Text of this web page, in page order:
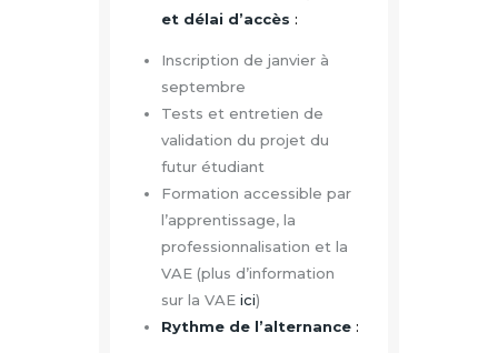
et délai d’accès :
Inscription de janvier à
septembre
Tests et entretien de
validation du projet du
futur étudiant
Formation accessible par
l’apprentissage, la
professionnalisation et la
VAE (plus d’information
sur la VAE ici)
Rythme de l’alternance: